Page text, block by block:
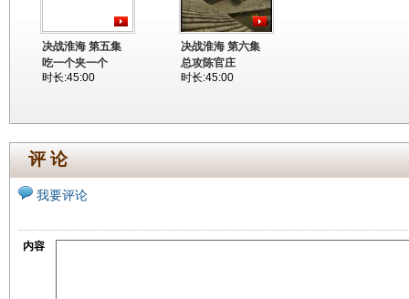
决战淮海 第五集
吃一个夹一个
时长:45:00
决战淮海 第六集
总攻陈官庄
时长:45:00
评 论
我要评论
内容